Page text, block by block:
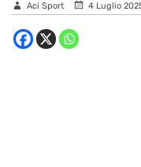
Aci Sport 4 Luglio